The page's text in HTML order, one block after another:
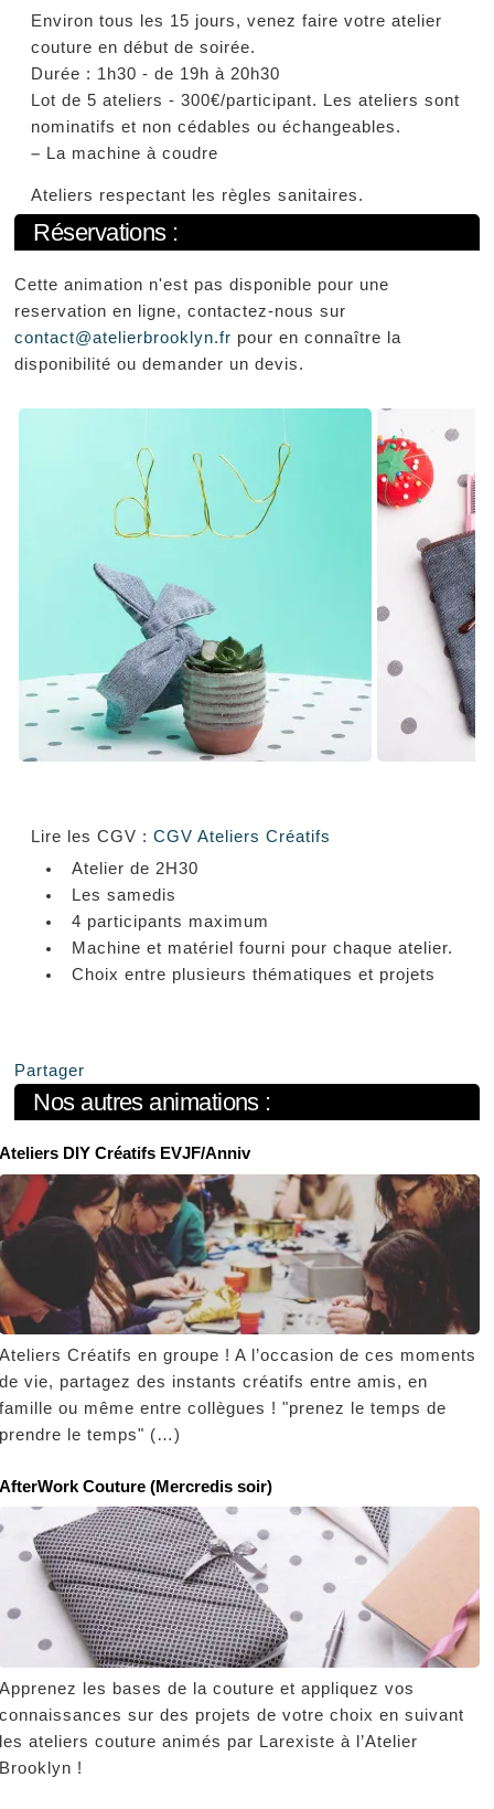
Environ tous les 15 jours, venez faire votre atelier
couture en début de soirée.
Durée : 1h30 - de 19h à 20h30
Lot de 5 ateliers - 300€/participant. Les ateliers sont
nominatifs et non cédables ou échangeables.
– La machine à coudre
Ateliers respectant les règles sanitaires.
Réservations :
Cette animation n'est pas disponible pour une
reservation en ligne, contactez-nous sur
contact@atelierbrooklyn.fr pour en connaître la
disponibilité ou demander un devis.
Lire les CGV :CGV Ateliers Créatifs
Atelier de 2H30
Les samedis
4 participants maximum
Machine et matériel fourni pour chaque atelier.
Choix entre plusieurs thématiques et projets
Partager
Nos autres animations :
DIY Créatifs EVJF/Anniv
Créatifs en groupe ! A l’occasion de ces moments
vie, partagez des instants créatifs entre amis, en
ou même entre collègues ! "prenez le temps de
le temps" (…)
Couture (Mercredis soir)
les bases de la couture et appliquez vos
sur des projets de votre choix en suivant
ateliers couture animés par Larexiste à l’Atelier
!